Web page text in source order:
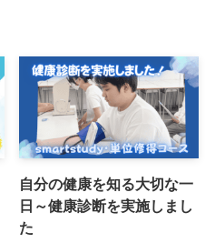
自分の健康を知る大切な一
日～健康診断を実施しまし
た